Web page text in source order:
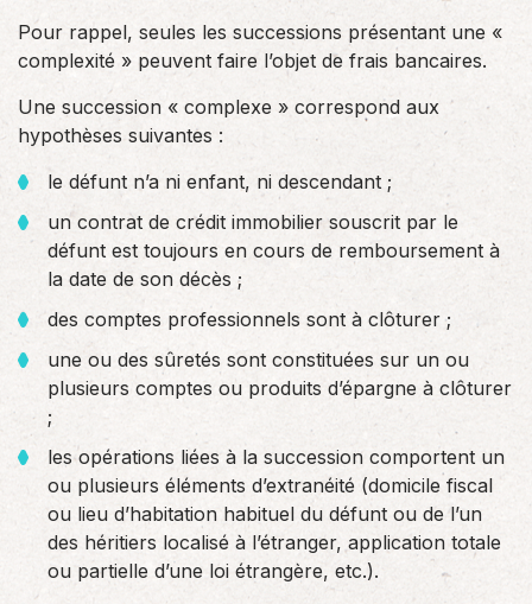
Pour rappel, seules les successions présentant une «
complexité » peuvent faire l’objet de frais bancaires.
Une succession « complexe » correspond aux
hypothèses suivantes :
le défunt n’a ni enfant, ni descendant ;
un contrat de crédit immobilier souscrit par le
défunt est toujours en cours de remboursement à
la date de son décès ;
des comptes professionnels sont à clôturer ;
une ou des sûretés sont constituées sur un ou
plusieurs comptes ou produits d’épargne à clôturer
;
les opérations liées à la succession comportent un
ou plusieurs éléments d’extranéité (domicile fiscal
ou lieu d’habitation habituel du défunt ou de l’un
des héritiers localisé à l’étranger, application totale
ou partielle d’une loi étrangère, etc.).